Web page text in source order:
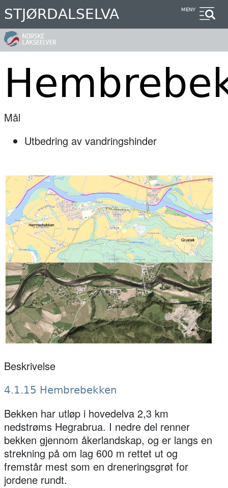
Hopp
til
hovedinnhold
STJØRDALSELVA MENY
Mål
Utbedring av vandringshinder
Beskrivelse
4.1.15 Hembrebekken
Bekken har utløp i hovedelva 2,3 km
nedstrøms Hegrabrua. I nedre del renner
bekken gjennom åkerlandskap, og er langs en
strekning på om lag 600 m rettet ut og
fremstår mest som en dreneringsgrøt for
jordene rundt.